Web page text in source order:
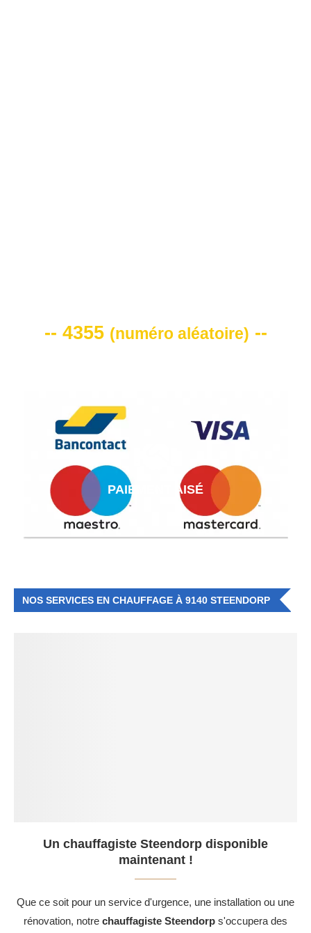
-- 4355 (numéro aléatoire) --
PAIEMENT AISÉ
NOS SERVICES EN CHAUFFAGE À 9140 STEENDORP
Un chauffagiste Steendorp disponible
maintenant !
Que ce soit pour un service d'urgence, une installation ou une
rénovation, notre chauffagiste Steendorp s'occupera des